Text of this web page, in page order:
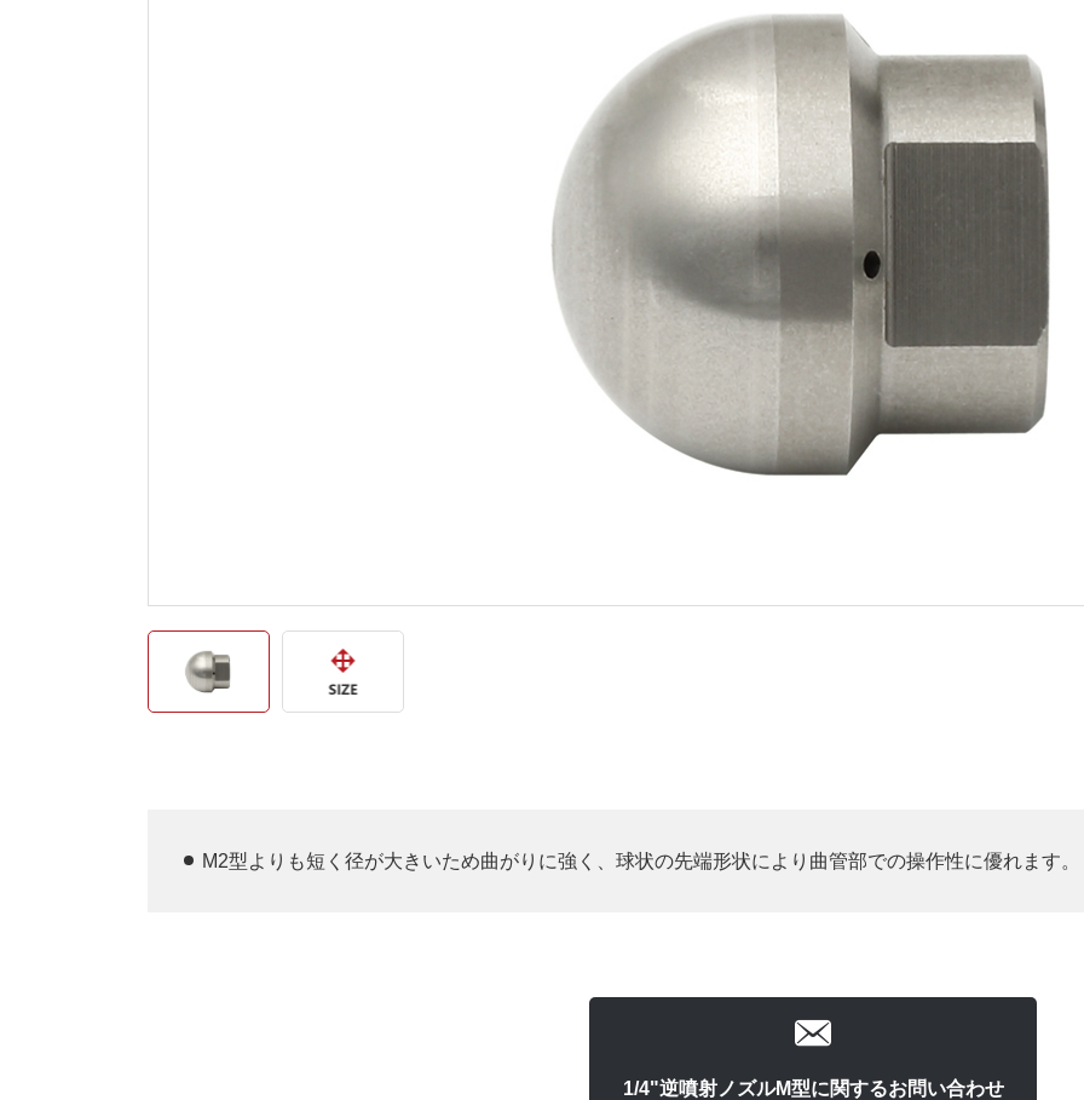
M2型よりも短く径が大きいため曲がりに強く、球状の先端形状により曲管部での操作性に優れます。
1/4"逆噴射ノズルM型に関するお問い合わせ